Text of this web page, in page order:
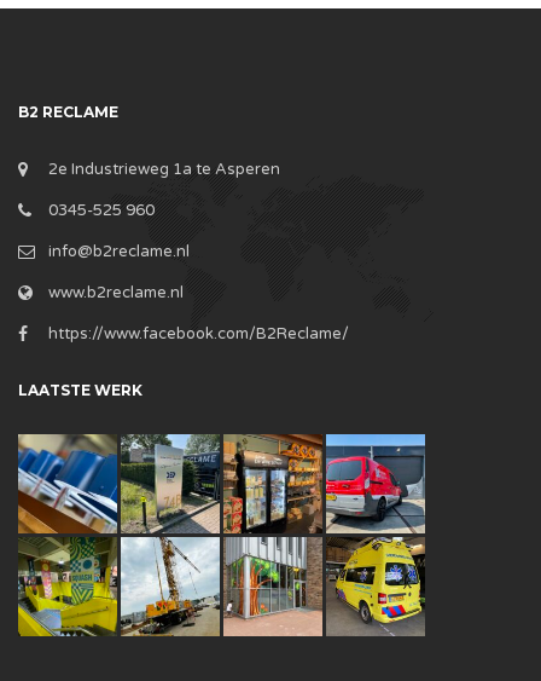
B2 RECLAME
2e Industrieweg 1a te Asperen
0345-525 960
info@b2reclame.nl
www.b2reclame.nl
https://www.facebook.com/B2Reclame/
LAATSTE WERK